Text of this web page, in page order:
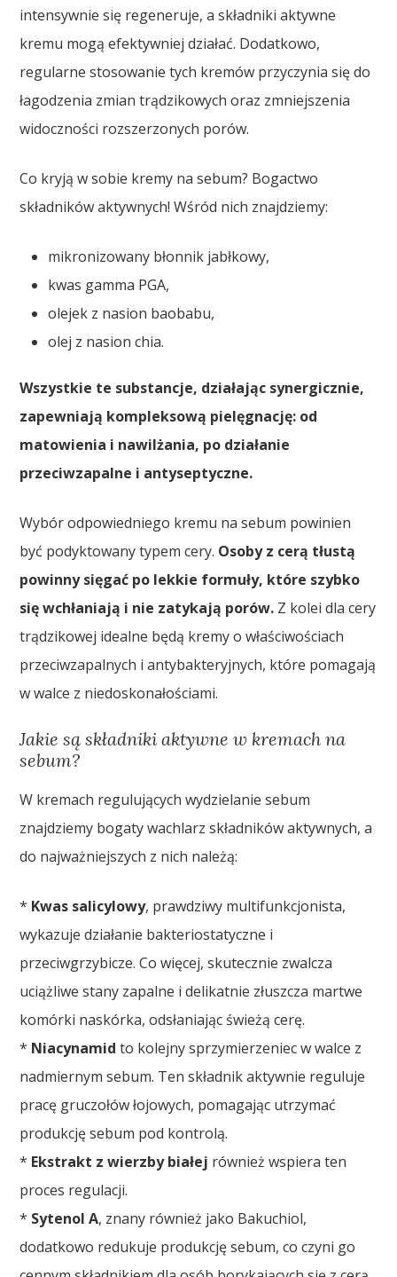
intensywnie się regeneruje, a składniki aktywne
kremu mogą efektywniej działać. Dodatkowo,
regularne stosowanie tych kremów przyczynia się do
łagodzenia zmian trądzikowych oraz zmniejszenia
widoczności rozszerzonych porów.
Co kryją w sobie kremy na sebum? Bogactwo
składników aktywnych! Wśród nich znajdziemy:
mikronizowany błonnik jabłkowy,
kwas gamma PGA,
olejek z nasion baobabu,
olej z nasion chia.
Wszystkie te substancje, działając synergicznie,
zapewniają kompleksową pielęgnację: od
matowienia i nawilżania, po działanie
przeciwzapalne i antyseptyczne.
Wybór odpowiedniego kremu na sebum powinien
być podyktowany typem cery. Osoby z cerą tłustą
powinny sięgać po lekkie formuły, które szybko
się wchłaniają i nie zatykają porów. Z kolei dla cery
trądzikowej idealne będą kremy o właściwościach
przeciwzapalnych i antybakteryjnych, które pomagają
w walce z niedoskonałościami.
Jakie są składniki aktywne w kremach na
sebum?
W kremach regulujących wydzielanie sebum
znajdziemy bogaty wachlarz składników aktywnych, a
do najważniejszych z nich należą:
* Kwas salicylowy, prawdziwy multifunkcjonista,
wykazuje działanie bakteriostatyczne i
przeciwgrzybicze. Co więcej, skutecznie zwalcza
uciążliwe stany zapalne i delikatnie złuszcza martwe
komórki naskórka, odsłaniając świeżą cerę.
* Niacynamid to kolejny sprzymierzeniec w walce z
nadmiernym sebum. Ten składnik aktywnie reguluje
pracę gruczołów łojowych, pomagając utrzymać
produkcję sebum pod kontrolą.
* Ekstrakt z wierzby białej również wspiera ten
proces regulacji.
* Sytenol A, znany również jako Bakuchiol,
dodatkowo redukuje produkcję sebum, co czyni go